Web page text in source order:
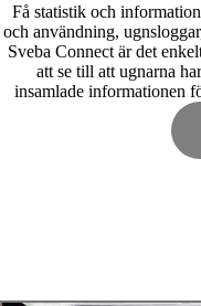
Få statistik och
och användning,
Sveba Connect är det
att se till att ugnarna
insamlade informationen